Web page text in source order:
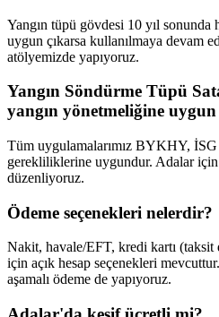
Yangın tüpü gövdesi 10 yıl sonunda
uygun çıkarsa kullanılmaya devam
atölyemizde yapıyoruz.
Yangın Söndürme Tüpü
yangın yönetmeliğine
Tüm uygulamalarımız BYKHY,
gerekliliklerine uygundur. Adalar
düzenliyoruz.
Ödeme seçenekleri nelerdir?
Nakit, havale/EFT, kredi kartı
için açık hesap seçenekleri
aşamalı ödeme de yapıyoruz.